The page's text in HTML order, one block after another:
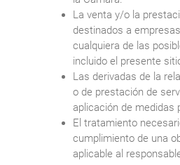
La venta y/o la
destinados a
cualquiera de las
incluido el presente
Las derivadas de la
o de prestación de
aplicación de medidas
El tratamiento
cumplimiento de una
aplicable al